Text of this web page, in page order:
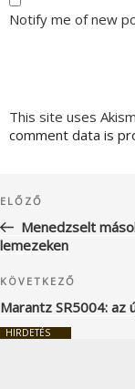
Notify me of new
This site uses
comment data is
navigáció
Korábbi
bejegyzés
ELŐZŐ
Menedzselt
lemezeken
Következő
bejegyzés
KÖVETKEZŐ
Marantz SR5004:
HIRDETÉS